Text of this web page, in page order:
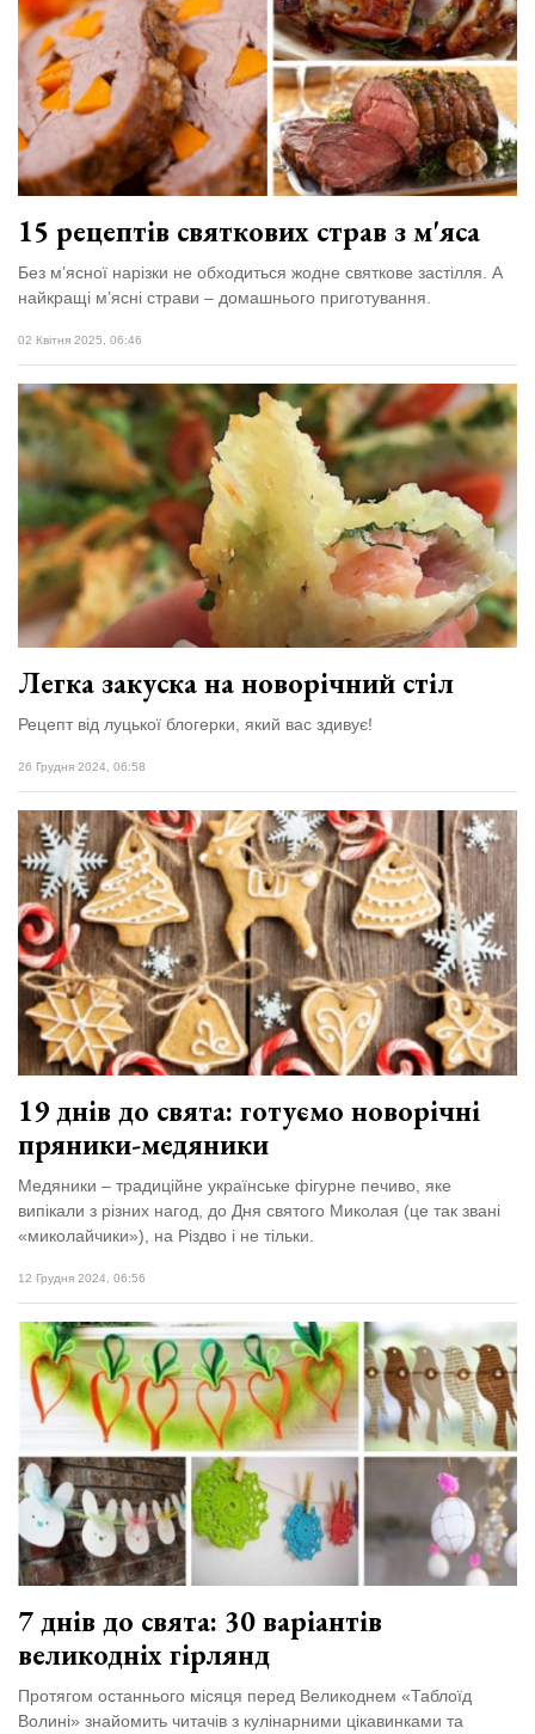
15 рецептів святкових страв з м'яса
Без м’ясної нарізки не обходиться жодне святкове застілля. А
найкращі м’ясні страви – домашнього приготування.
02 Квітня 2025, 06:46
Легка закуска на новорічний стіл
Рецепт від луцької блогерки, який вас здивує!
26 Грудня 2024, 06:58
19 днів до свята: готуємо новорічні
пряники-медяники
Медяники – традиційне українське фігурне печиво, яке
випікали з різних нагод, до Дня святого Миколая (це так звані
«миколайчики»), на Різдво і не тільки.
12 Грудня 2024, 06:56
7 днів до свята: 30 варіантів
великодніх гірлянд
Протягом останнього місяця перед Великоднем «Таблоїд
Волині» знайомить читачів з кулінарними цікавинками та